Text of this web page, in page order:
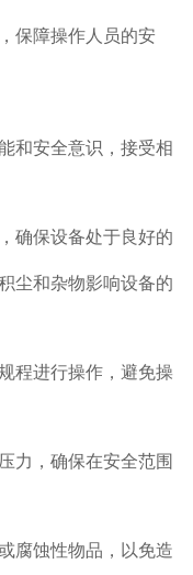
保障操作人员的安
和安全意识，接受相
确保设备处于良好的
尘和杂物影响设备的
程进行操作，避免操
力，确保在安全范围
腐蚀性物品，以免造